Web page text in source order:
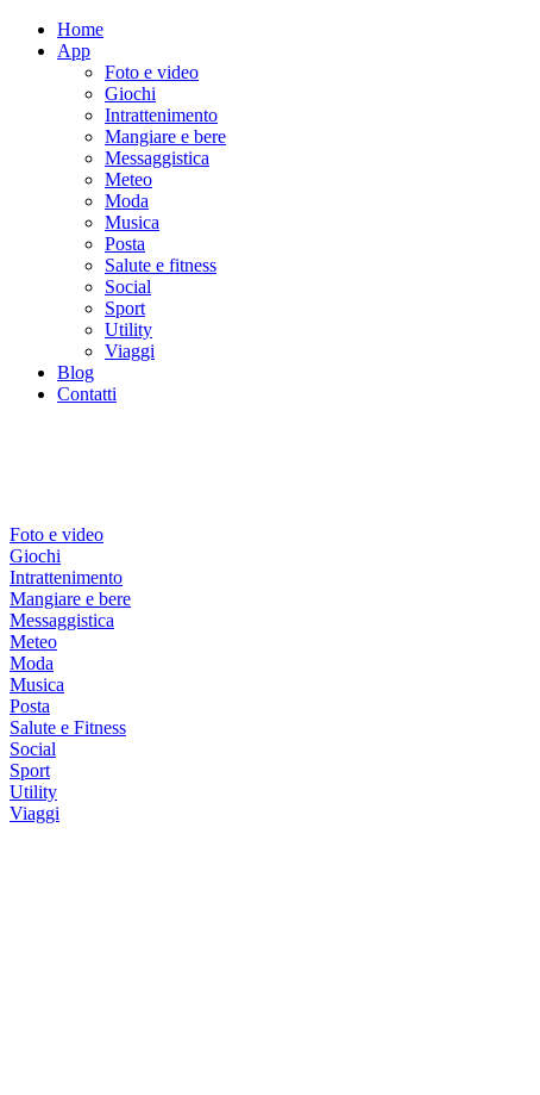
Home
App
Foto e video
Giochi
Intrattenimento
Mangiare e bere
Messaggistica
Meteo
Moda
Musica
Posta
Salute e fitness
Social
Sport
Utility
Viaggi
Blog
Contatti
Foto e video
Giochi
Intrattenimento
Mangiare e bere
Messaggistica
Meteo
Moda
Musica
Posta
Salute e Fitness
Social
Sport
Utility
Viaggi